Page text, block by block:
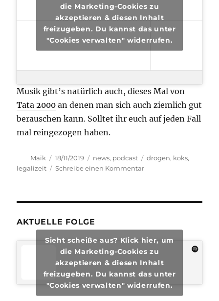
die Marketing-Cookies zu
akzeptieren & diesen Inhalt
freizugeben. Du kannst das unter
"Cookies verwalten" widerrufen.
Musik gibt’s natürlich auch, dieses Mal von
Tata 2000 an denen man sich auch ziemlich gut
berauschen kann. Solltet ihr euch auf jeden Fall
mal reingezogen haben.
Autor
Maik
Veröffentlicht
am
18/11/2019 Kategorien
news, podcast Schlagwörter
drogen, koks,
legalizeit
Schreibe einen Kommentarzu
AKTUELLE FOLGE
Sieht scheiße aus? Klick hier, um
die Marketing-Cookies zu
akzeptieren & diesen Inhalt
freizugeben. Du kannst das unter
"Cookies verwalten" widerrufen.